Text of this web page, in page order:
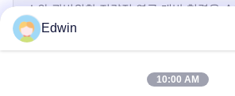
소와 광범위한 전략적 연구 개발 협력을
학교 해양공학연구소, 등 2013년 이후, 다
명하고 생산했습니다. 헨거는 또한 더 많은
션 대학교와 공동으로 발명된 제품
Edwin
10:00 AM